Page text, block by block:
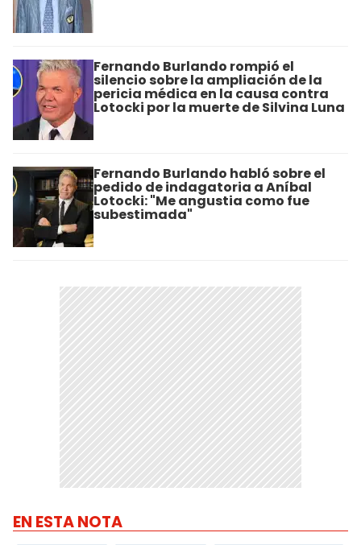
Fernando Burlando rompió el
silencio sobre la ampliación de la
pericia médica en la causa contra
Lotocki por la muerte de Silvina Luna
Fernando Burlando habló sobre el
pedido de indagatoria a Aníbal
Lotocki: "Me angustia como fue
subestimada"
EN ESTA NOTA